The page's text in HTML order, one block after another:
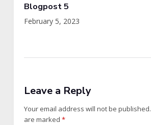
Blogpost 5
February 5, 2023
Leave a Reply
Your email address will not be published.
are marked *